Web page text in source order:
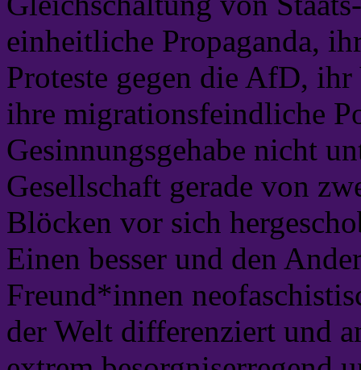
einheitliche Propaganda,
Proteste gegen die AfD,
ihre migrationsfeindliche
Gesinnungsgehabe nicht
Gesellschaft gerade von
Blöcken vor sich
Einen besser und den
Freund*innen
der Welt differenziert und